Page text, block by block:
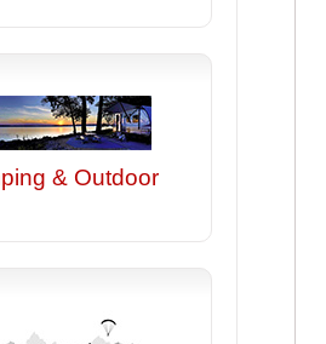
& Outdoor